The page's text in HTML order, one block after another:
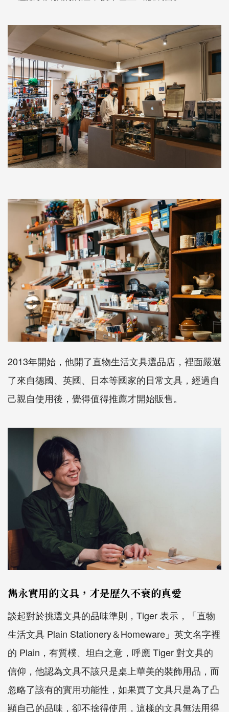
2013年開始，他開了直物生活文具選品店，裡面嚴選
了來自德國、英國、日本等國家的日常文具，經過自
己親自使用後，覺得值得推薦才開始販售。
雋永實用的文具，才是歷久不衰的真愛
談起對於挑選文具的品味準則， Tiger表示，「直物
生活文具 Plain Stationery＆Homeware 」英文名字裡
的 Plain ，有質樸、坦白之意，呼應Tiger對文具的
信仰，他認為文具不該只是桌上華美的裝飾用品，而
忽略了該有的實用功能性，如果買了文具只是為了凸
顯自己的品味，卻不捨得使用，這樣的文具無法用得